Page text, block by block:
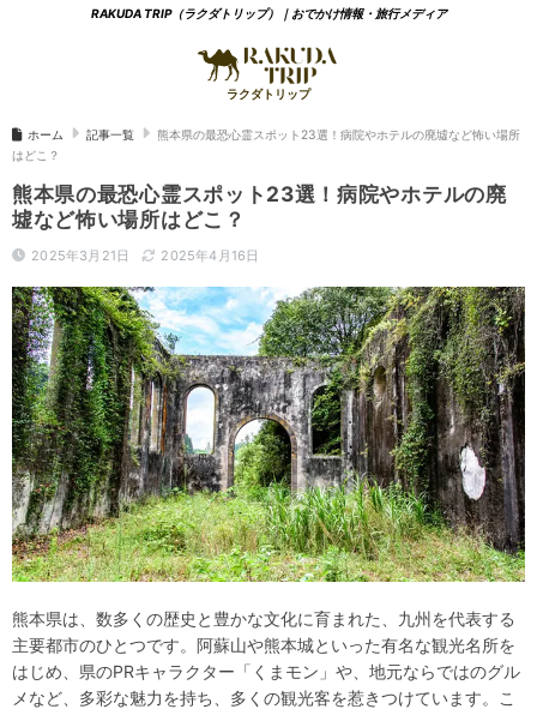
RAKUDA TRIP（ラクダトリップ）｜おでかけ情報・旅行メディア
ホーム 記事一覧
熊本県の最恐心霊スポット23選！病院やホテルの廃墟など怖い場所
はどこ？
熊本県の最恐心霊スポット23選！病院やホテルの廃
墟など怖い場所はどこ？
2025年3月21日 2025年4月16日
熊本県は、数多くの歴史と豊かな文化に育まれた、九州を代表する
主要都市のひとつです。阿蘇山や熊本城といった有名な観光名所を
はじめ、県のPRキャラクター「くまモン」や、地元ならではのグル
メなど、多彩な魅力を持ち、多くの観光客を惹きつけています。こ